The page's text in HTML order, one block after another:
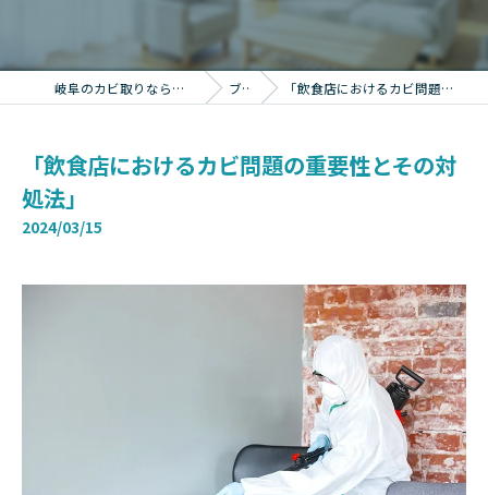
岐阜のカビ取りならカビバスターズ岐阜 ブログ 「飲食店におけるカビ問題の重要性とその対処法」
「飲食店におけるカビ問題の重要性とその対
処法」
2024/03/15